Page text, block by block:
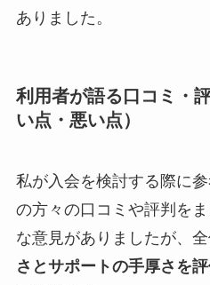
ありました。
利用者が語る口コミ・
い点・悪い点）
私が入会を検討する際に
の方々の口コミや評判を
な意見がありましたが、
さとサポートの手厚さを